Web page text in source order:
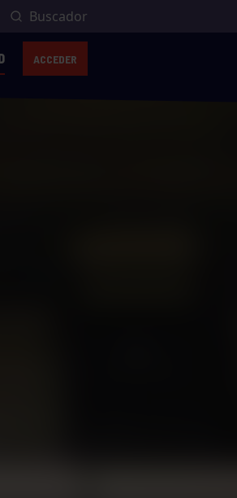
Buscador
ACCEDER